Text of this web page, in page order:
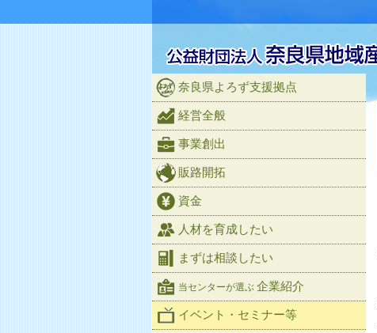
奈良県よろず支援拠点
経営全般
事業創出
販路開拓
資金
人材を育成したい
まずは相談したい
当センターが選ぶ 企業紹介
イベント・セミナー等